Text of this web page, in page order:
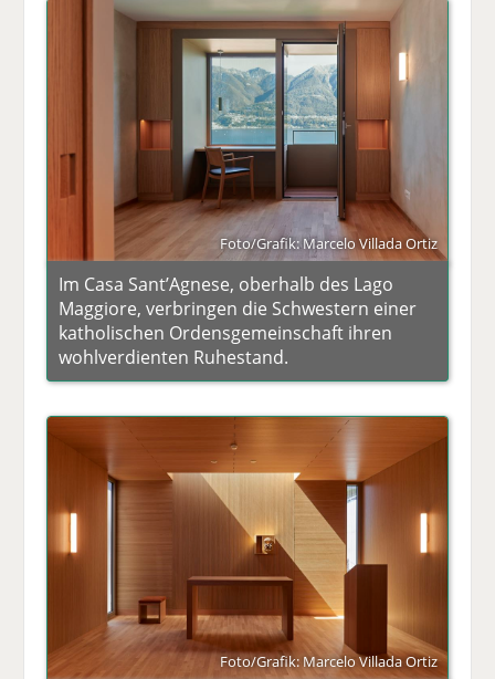
Foto/Grafik: Marcelo Villada Ortiz
Im Casa Sant’Agnese, oberhalb des Lago
Maggiore, verbringen die Schwestern einer
katholischen Ordensgemeinschaft ihren
wohlverdienten Ruhestand.
Foto/Grafik: Marcelo Villada Ortiz